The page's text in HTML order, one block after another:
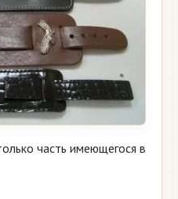
часть имеющегося в